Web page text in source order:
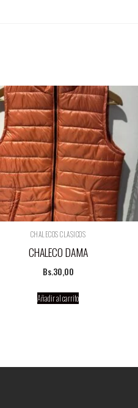
CHALECOS CLASICOS
CHALECO DAMA
Bs.30,00
Añadir al carrito